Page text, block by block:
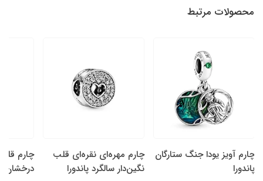
محصولات مرتبط
چارم آویز یودا جنگ ستارگان
پاندورا
چارم مهره‌ای نقره‌ای قلب
نگین‌دار سالگرد پاندورا
چارم
درخشان